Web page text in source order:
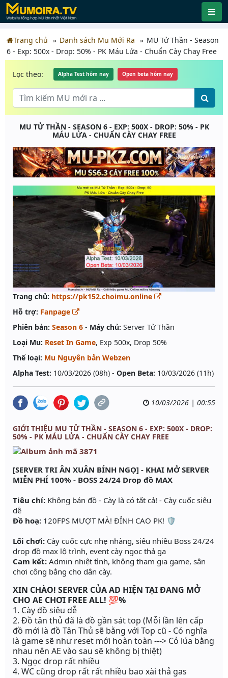
Trang chủ Danh sách Mu Mới Ra
MU Tử Thần - Season
6 - Exp: 500x - Drop: 50% - PK Máu Lửa - Chuẩn Cày Chay Free
Lọc theo: Alpha Test hôm nay Open beta hôm nay
MU TỬ THẦN - SEASON 6 - EXP: 500X - DROP: 50% - PK
MÁU LỬA - CHUẨN CÀY CHAY FREE
Trang chủ: https://pk152.choimu.online
Hỗ trợ: Fanpage
Phiên bản: Season 6 - Máy chủ: Server Tử Thần
Loại Mu: Reset In Game, Exp 500x, Drop 50%
Thể loại: Mu Nguyên bản Webzen
Alpha Test: 10/03/2026 (08h) - Open Beta: 10/03/2026 (11h)
10/03/2026 | 00:55
GIỚI THIỆU MU TỬ THẦN - SEASON 6 - EXP: 500X - DROP:
50% - PK MÁU LỬA - CHUẨN CÀY CHAY FREE
[SERVER TRI ÂN XUÂN BÍNH NGỌ] - KHAI MỞ SERVER
MIỄN PHÍ 100% - BOSS 24/24 Drop đồ MAX
Tiêu chí: Không bán đồ - Cày là có tất cả! - Cày cuốc siêu
dễ
Đồ hoạ: 120FPS MƯỢT MÀ! ĐỈNH CAO PK! 🛡️
Lối chơi: Cày cuốc cực nhẹ nhàng, siêu nhiều Boss 24/24
drop đồ max lộ trình, event cày ngọc thả ga
Cam kết: Admin nhiệt tình, không tham gia game, sân
chơi công bằng cho dân cày.
XIN CHÀO! SERVER CỦA AD HIỆN TẠI ĐANG MỞ
CHO AE CHƠI FREE ALL! 💯%
1. Cày đồ siêu dễ
2. Đồ tân thủ đã là đồ gần sát top (Mỗi lần lên cấp
đồ mới là đồ Tân Thủ sẽ bằng với Top cũ - Có nghĩa
là game sẽ như reset mới hoàn toàn ---> Cỏ lúa bằng
nhau nên AE vào sau sẽ không bị thiệt)
3. Ngọc drop rất nhiều
4. WC cũng drop rất rất nhiều bao xài thả gas